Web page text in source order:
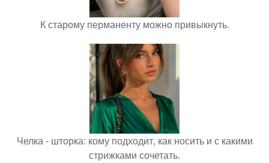
К старому перманенту можно привыкнуть.
Челка - шторка: кому подходит, как носить и с какими
стрижками сочетать.